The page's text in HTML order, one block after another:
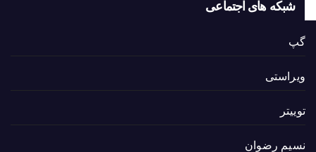
شبکه های اجتماعی
گپ
ویراستی
توییتر
نسیم رضوان